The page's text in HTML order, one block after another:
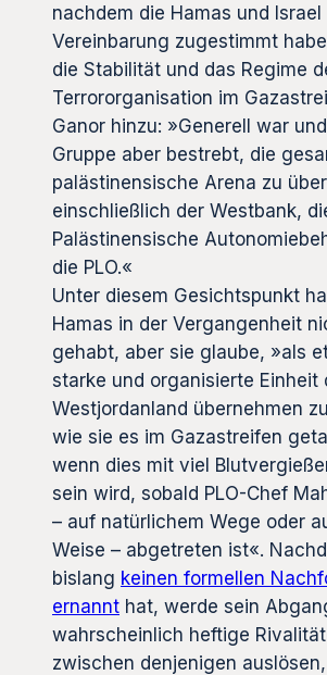
nachdem die Hamas und Israel
Vereinbarung zugestimmt
die Stabilität und das Regime
Terrororganisation im
Ganor hinzu: »Generell war
Gruppe aber bestrebt, die
palästinensische Arena zu
einschließlich der Westbank,
Palästinensische
die PLO.«
Unter diesem Gesichtspunkt
Hamas in der Vergangenheit
gehabt, aber sie glaube, »als
starke und organisierte Einheit
Westjordanland übernehmen
wie sie es im Gazastreifen
wenn dies mit viel
sein wird, sobald PLO-Chef
– auf natürlichem Wege oder
Weise – abgetreten ist«.
bislang keinen formellen
ernannt hat, werde sein
wahrscheinlich heftige
zwischen denjenigen